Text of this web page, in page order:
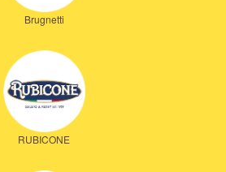
Brugnetti
RUBICONE